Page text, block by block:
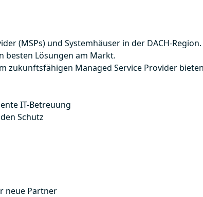
(MSPs) und Systemhäuser in der DACH-
besten Lösungen am Markt.
zukunftsfähigen Managed Service Provider
IT-Betreuung
Schutz
neue Partner